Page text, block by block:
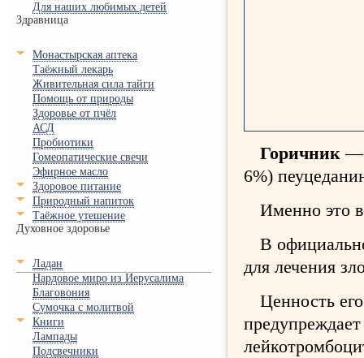
Для наших любимых детей
Здравница
Монастырская аптека
Таёжный лекарь
Живительная сила тайги
Помощь от природы
Здоровье от пчёл
АСД
Пробиотики
Гомеопатические свечи
Эфирное масло
Здоровое питание
Природный напиток
Таёжное утешение
Духовное здоровье
Ладан
Нардовое миро из Иерусалима
Благовония
Сумочка с молитвой
Книги
Лампады
Подсвечники
Горичник—
6%)
Именно это
В
для лечения
Ценность